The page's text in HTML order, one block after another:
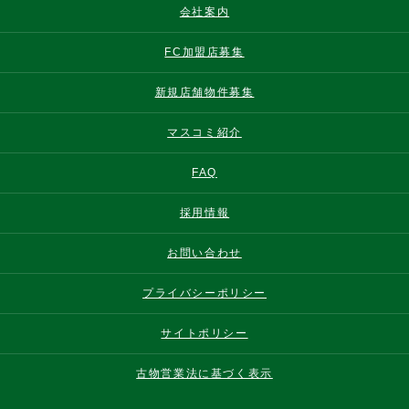
会社案内
FC加盟店募集
新規店舗物件募集
マスコミ紹介
FAQ
採用情報
お問い合わせ
プライバシーポリシー
サイトポリシー
古物営業法に基づく表示